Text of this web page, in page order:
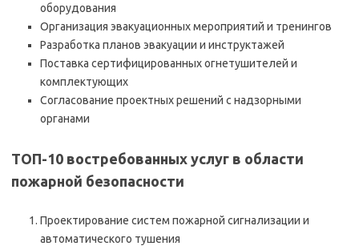
оборудования
Организация эвакуационных мероприятий и тренингов
Разработка планов эвакуации и инструктажей
Поставка сертифицированных огнетушителей и
комплектующих
Согласование проектных решений с надзорными
органами
ТОП-10 востребованных услуг в области
пожарной безопасности
Проектирование систем пожарной сигнализации и
автоматического тушения